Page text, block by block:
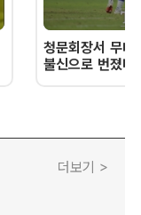
청문회장서 무너
불신으로 번졌
더보기 >